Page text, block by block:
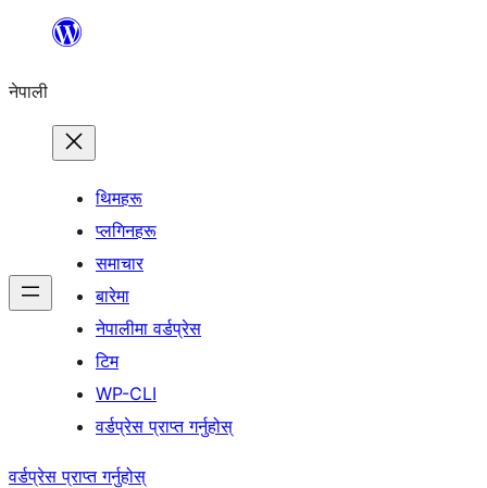
सामग्रीमा
नेपाली
थिमहरू
प्लगिनहरू
समाचार
बारेमा
नेपालीमा वर्डप्रेस
टिम
WP-CLI
वर्डप्रेस प्राप्त गर्नुहोस्
वर्डप्रेस प्राप्त गर्नुहोस्